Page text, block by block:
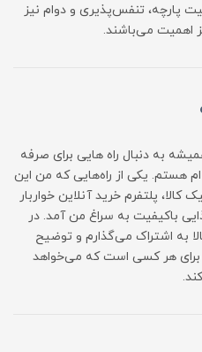
پارچه، تنفس‌پذیری و دوام نیز
اهمیت می‌باشند.
به دنبال راه هایی برای صرفه
هستم. یکی از راه‌هایی که من این
کالا، پلتفرم خرید آنلاین خواربار
باکیفیت به سراغ من آمد. در
به اشتراک می‌گذارم و توضیح
برای هر کسی است که می‌خواهد